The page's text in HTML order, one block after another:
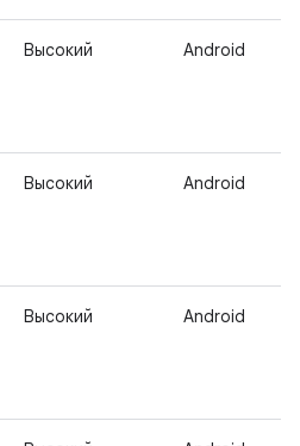
Высокий Android
Высокий Android
Высокий Android